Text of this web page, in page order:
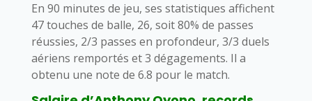
En 90 minutes de jeu, ses statistiques affichent
47 touches de balle, 26, soit 80% de passes
réussies, 2/3 passes en profondeur, 3/3 duels
aériens remportés et 3 dégagements. Il a
obtenu une note de 6.8 pour le match.